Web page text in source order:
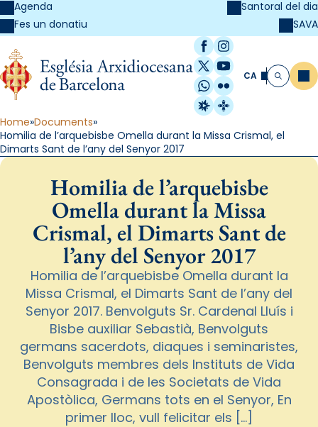
Agenda
Fes un donatiu
Santoral del dia
SAVA
Facebook
Instagram
X / Twitter
YouTube
WhatsApp
Flickr
Radio Estel
Catalunya
CA Cerca
Home Documents
Homilia de l’arquebisbe Omella durant la Missa Crismal, el
Dimarts Sant de l’any del Senyor 2017
Homilia de l’arquebisbe
Omella durant la Missa
Crismal, el Dimarts Sant de
l’any del Senyor 2017
Homilia de l’arquebisbe Omella durant la
Missa Crismal, el Dimarts Sant de l’any del
Senyor 2017. Benvolguts Sr. Cardenal Lluís i
Bisbe auxiliar Sebastià, Benvolguts
germans sacerdots, diaques i seminaristes,
Benvolguts membres dels Instituts de Vida
Consagrada i de les Societats de Vida
Apostòlica, Germans tots en el Senyor, En
primer lloc, vull felicitar els […]